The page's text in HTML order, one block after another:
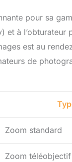
pour sa
et à
est au
de
Zoom standard
Zoom téléobjectif